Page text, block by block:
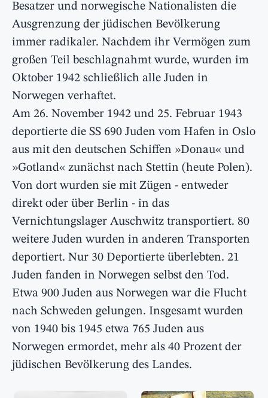
Besatzer und norwegische Nationalisten die
Ausgrenzung der jüdischen Bevölkerung
immer radikaler. Nachdem ihr Vermögen zum
großen Teil beschlagnahmt wurde, wurden im
Oktober 1942 schließlich alle Juden in
Norwegen verhaftet.
Am 26. November 1942 und 25. Februar 1943
deportierte die SS 690 Juden vom Hafen in Oslo
aus mit den deutschen Schiffen »Donau« und
»Gotland« zunächst nach Stettin (heute Polen).
Von dort wurden sie mit Zügen - entweder
direkt oder über Berlin - in das
Vernichtungslager Auschwitz transportiert. 80
weitere Juden wurden in anderen Transporten
deportiert. Nur 30 Deportierte überlebten. 21
Juden fanden in Norwegen selbst den Tod.
Etwa 900 Juden aus Norwegen war die Flucht
nach Schweden gelungen. Insgesamt wurden
von 1940 bis 1945 etwa 765 Juden aus
Norwegen ermordet, mehr als 40 Prozent der
jüdischen Bevölkerung des Landes.